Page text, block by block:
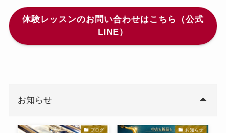
体験レッスンのお問い合わせはこちら（公式
LINE）
お知らせ
ブログ お知らせ